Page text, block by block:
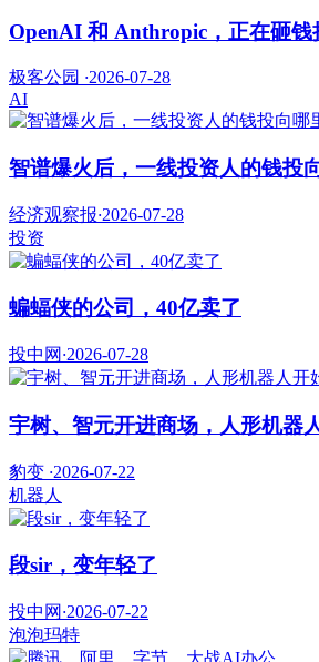
OpenAI 和 Anthropic，正在砸钱
极客公园 ·2026-07-28
AI
智谱爆火后，一线投资人的钱投
经济观察报·2026-07-28
投资
蝙蝠侠的公司，40亿卖了
投中网 ·2026-07-28
宇树、智元开进商场，人形机器
豹变 ·2026-07-22
机器人
段sir，变年轻了
投中网 ·2026-07-22
泡泡玛特